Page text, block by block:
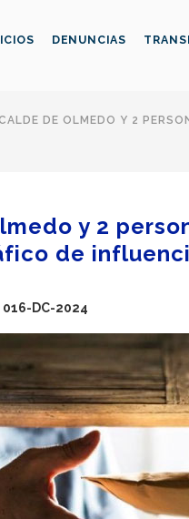
DENUNCIAS
DE OLMEDO Y 2
y 2
de
016-DC-2024